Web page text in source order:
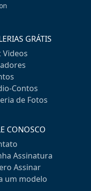
GRÁTIS
Videos
Contos
de Fotos
CONOSCO
Assinatura
Assinar
um modelo